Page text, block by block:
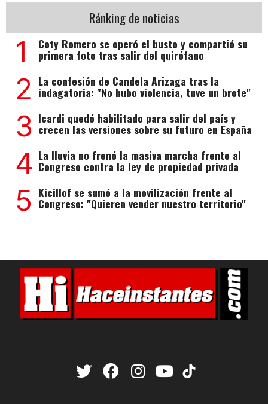
Ránking de noticias
1 Coty Romero se operó el busto y compartió su
primera foto tras salir del quirófano
2 La confesión de Candela Arizaga tras la
indagatoria: "No hubo violencia, tuve un brote"
3 Icardi quedó habilitado para salir del país y
crecen las versiones sobre su futuro en España
4 La lluvia no frenó la masiva marcha frente al
Congreso contra la ley de propiedad privada
5 Kicillof se sumó a la movilización frente al
Congreso: "Quieren vender nuestro territorio"